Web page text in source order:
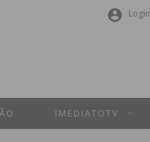
Login
Senha
IMEDIATOTV